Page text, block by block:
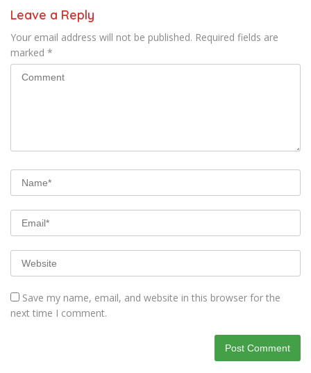
Leave a Reply
Your email address will not be published. Required fields are
marked *
Save my name, email, and website in this browser for the
next time I comment.